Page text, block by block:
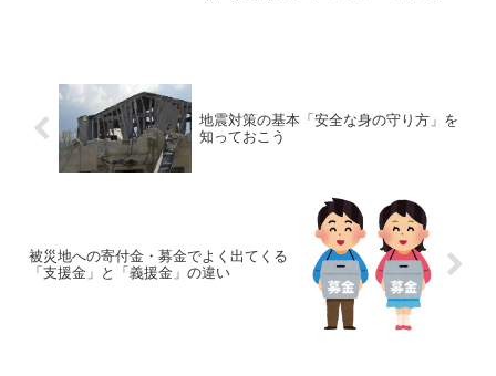
地震対策の基本「安全な身の守り方」を
知っておこう
被災地への寄付金・募金でよく出てくる
「支援金」と「義援金」の違い